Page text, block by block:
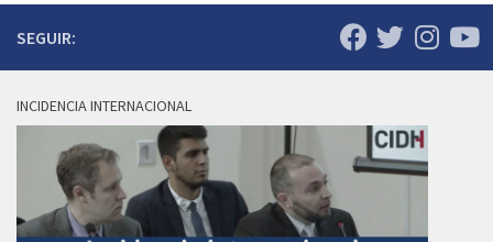
SEGUIR:
INCIDENCIA INTERNACIONAL